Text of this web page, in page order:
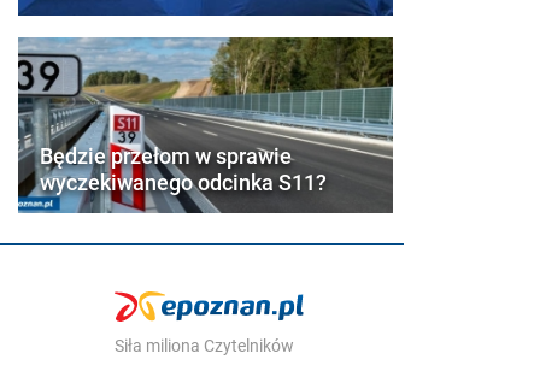
Będzie przełom w sprawie
wyczekiwanego odcinka S11?
Siła miliona Czytelników